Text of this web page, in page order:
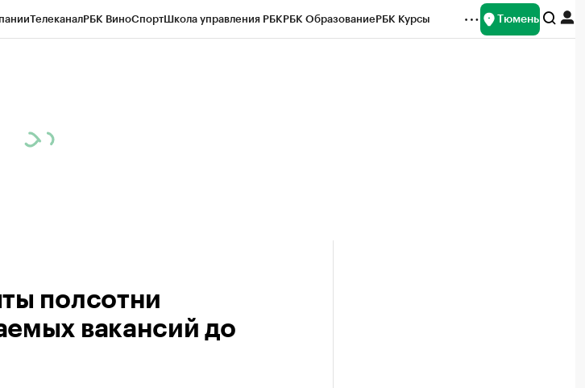
ТелеканалРБК ВиноСпортШкола управления РБКРБК ОбразованиеРБК Курсы Тюмень
полсотни
вакансий до